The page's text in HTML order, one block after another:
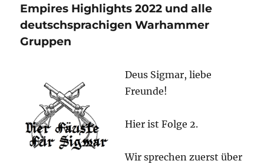
Empires Highlights 2022 und alle
deutschsprachigen Warhammer
Gruppen
Deus Sigmar, liebe
Freunde!
Hier ist Folge 2.
Wir sprechen zuerst über